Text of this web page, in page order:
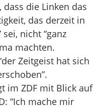
dass die Linken das
das derzeit in
nicht “ganz
machten.
Zeitgeist hat sich
im ZDF mit Blick auf
“Ich mache mir